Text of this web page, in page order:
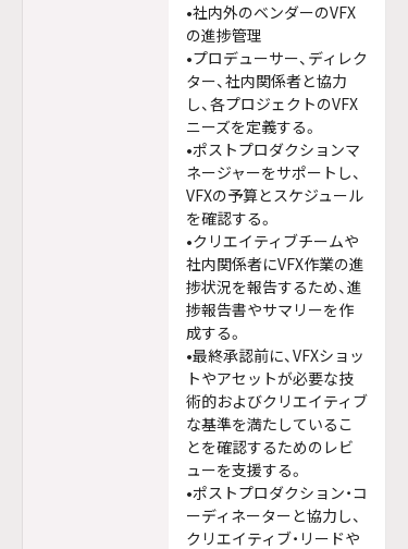
•社内外のベンダーのVFX
の進捗管理
•プロデューサー、ディレク
ター、社内関係者と協力
し、各プロジェクトのVFX
ニーズを定義する。
•ポストプロダクションマ
ネージャーをサポートし、
VFXの予算とスケジュール
を確認する。
•クリエイティブチームや
社内関係者にVFX作業の進
捗状況を報告するため、進
捗報告書やサマリーを作
成する。
•最終承認前に、VFXショッ
トやアセットが必要な技
術的およびクリエイティブ
な基準を満たしているこ
とを確認するためのレビ
ューを支援する。
•ポストプロダクション・コ
ーディネーターと協力し、
クリエイティブ・リードや